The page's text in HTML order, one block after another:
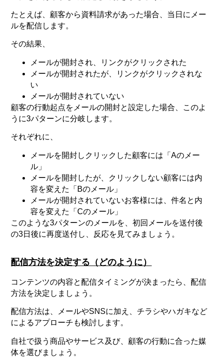
たとえば、顧客から資料請求があった場合、当日にメー
ルを配信します。
その結果、
メールが開封され、リンクがクリックされた
メールが開封されたが、リンクがクリックされな
い
メールが開封されていない
顧客の行動起点をメールの開封と設定した場合、このよ
うに3パターンに分岐します。
それぞれに、
メールを開封しクリックした顧客には「Aのメー
ル」
メールを開封したが、クリックしない顧客には内
容を変えた「Bのメール」
メールが開封されていないお客様には、件名と内
容を変えた「Cのメール」
このような3パターンのメールを、初回メールを送付後
の3日後に再度送付し、反応を見てみましょう。
配信方法を決定する（どのように）
コンテンツの内容と配信タイミングが決まったら、配信
方法を決定しましょう。
配信方法は、メールやSNSに加え、チラシやハガキなど
によるアプローチも検討します。
自社で扱う商品やサービス及び、顧客の行動に合った媒
体を選びましょう。